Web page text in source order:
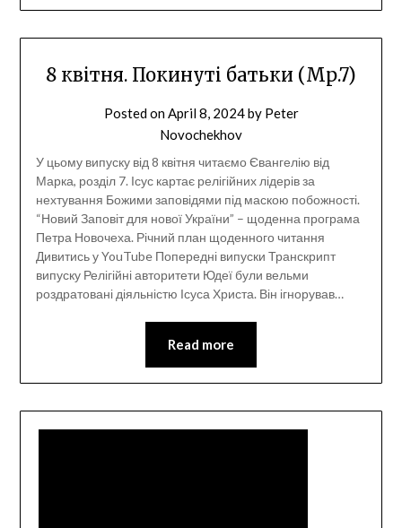
8 квітня. Покинуті батьки (Мр.7)
Posted onApril 8, 2024by Peter
Novochekhov
У цьому випуску від 8 квітня читаємо Євангелію від
Марка, розділ 7. Ісус картає релігійних лідерів за
нехтування Божими заповідями під маскою побожності.
“Новий Заповіт для нової України” – щоденна програма
Петра Новочеха. Річний план щоденного читання
Дивитись у YouTube Попередні випуски Транскрипт
випуску Релігійні авторитети Юдеї були вельми
роздратовані діяльністю Ісуса Христа. Він ігнорував…
Read more